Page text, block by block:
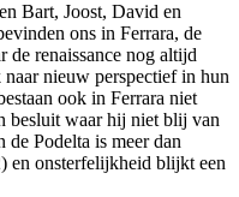
Bart, Joost, David en
ons in Ferrara, de
de renaissance nog altijd
nieuw perspectief in hun
ook in Ferrara niet
besluit waar hij niet blij van
Podelta is meer dan
en onsterfelijkheid blijkt een